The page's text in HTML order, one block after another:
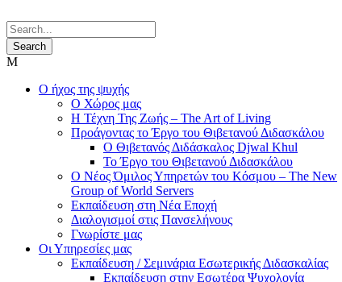
Ο ήχος της ψυχής
Ο Χώρος μας
Η Τέχνη Της Ζωής – The Art of Living
Προάγοντας το Έργο του Θιβετανού Διδασκάλου
Ο Θιβετανός Διδάσκαλος Djwal Khul
Το Έργο του Θιβετανού Διδασκάλου
Ο Νέος Όμιλος Υπηρετών του Κόσμου – The New
Group of World Servers
Εκπαίδευση στη Νέα Εποχή
Διαλογισμοί στις Πανσελήνους
Γνωρίστε μας
Οι Υπηρεσίες μας
Εκπαίδευση / Σεμινάρια Εσωτερικής Διδασκαλίας
Εκπαίδευση στην Εσωτέρα Ψυχολογία